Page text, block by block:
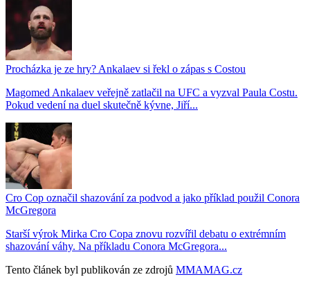
Procházka je ze hry? Ankalaev si řekl o zápas s Costou
Magomed Ankalaev veřejně zatlačil na UFC a vyzval Paula Costu.
Pokud vedení na duel skutečně kývne, Jiří...
Cro Cop označil shazování za podvod a jako příklad použil Conora
McGregora
Starší výrok Mirka Cro Copa znovu rozvířil debatu o extrémním
shazování váhy. Na příkladu Conora McGregora...
Tento článek byl publikován ze zdrojů MMAMAG.cz